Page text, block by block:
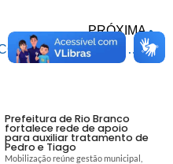
PRÓXIMA
CONVOCAÇÃO N° 20 – PROCESSO SELETIVO SIMPLIFICADO PARA CONTRATAÇÃO TEMPORÁRIA DE PROFESSORES E SERVIDORES ADMINISTRATIVOS – EDITAL Nº. 003/2021– SEME
Prefeitura de Rio Branco
fortalece rede de apoio
para auxiliar tratamento de
Pedro e Tiago
Mobilização reúne gestão municipal,